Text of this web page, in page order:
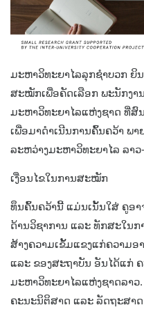
ມະຫາວິທະຍາໄລລຸກຊຳບວກ ຍິ
ສະໝັກເພື່ອຄັດເລືອກ ພະນັກງາ
ມະຫາວິທະຍາໄລແຫ່ງຊາດ ທີ່ສົ
ເພື່ອມາດຳເນີນການຄົ້ນຄວ້າ ພ
ລະຫວ່າງມະຫາວິທະຍາໄລ ລາວ
ເງື່ອນໄຂໃນການສະໝັກ
ທຶນຄົ້ນຄວ້ານີ້ ແມ່ນເນັ້ນໃສ່ ຄູອ
ດ້ານວິຊາການ ແລະ ທັກສະໃນ
ສ້າງຄວາມເຂັ້ມແຂງແກ່ຄວາມອ
ແລະ ຂອງສະຖາບັນ ອັນໄດ້ແກ່
ມະຫາວິທະຍາໄລແຫ່ງຊາດລາ
ຄະນະນິຕິສາດ ແລະ ລັດຖະສາ